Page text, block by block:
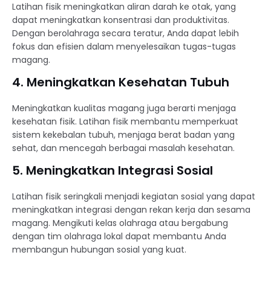
Latihan fisik meningkatkan aliran darah ke otak, yang
dapat meningkatkan konsentrasi dan produktivitas.
Dengan berolahraga secara teratur, Anda dapat lebih
fokus dan efisien dalam menyelesaikan tugas-tugas
magang.
4. Meningkatkan Kesehatan Tubuh
Meningkatkan kualitas magang juga berarti menjaga
kesehatan fisik. Latihan fisik membantu memperkuat
sistem kekebalan tubuh, menjaga berat badan yang
sehat, dan mencegah berbagai masalah kesehatan.
5. Meningkatkan Integrasi Sosial
Latihan fisik seringkali menjadi kegiatan sosial yang dapat
meningkatkan integrasi dengan rekan kerja dan sesama
magang. Mengikuti kelas olahraga atau bergabung
dengan tim olahraga lokal dapat membantu Anda
membangun hubungan sosial yang kuat.